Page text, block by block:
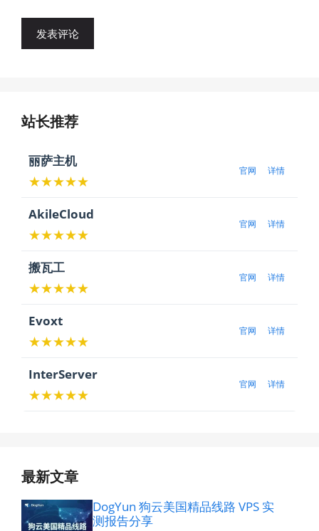
站长推荐
丽萨主机
★★★★★
官网 详情
AkileCloud
★★★★★
官网 详情
搬瓦工
★★★★★
官网 详情
Evoxt
★★★★★
官网 详情
InterServer
★★★★★
官网 详情
最新文章
DogYun 狗云美国精品线路 VPS 实
测报告分享